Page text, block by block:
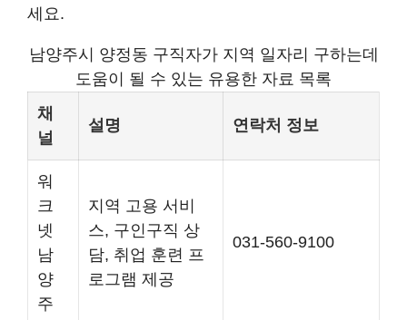
세요.
남양주시 양정동 구직자가 지역 일자리 구하는데
도움이 될 수 있는 유용한 자료 목록
채
널
설명 연락처 정보
워
크
넷
남
양
주
지역 고용 서비
스, 구인구직 상
담, 취업 훈련 프
로그램 제공
031-560-9100